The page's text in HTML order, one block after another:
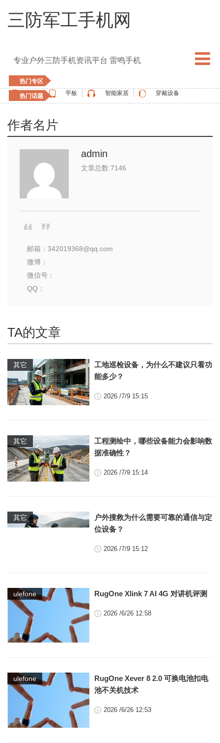
三防军工手机网
专业户外三防手机资讯平台 雷鸣手机
热门专区
手机
平板 智能家居 穿戴设备
热门话题
oukitel
ulefone vernee apple watch
作者名片
admin
文章总数:7146
邮箱：342019368@qq.com
微博：
微信号：
QQ：
TA的文章
其它
工地巡检设备，为什么不建议只看功
能多少？
2026 /7/9 15:15
其它
工程测绘中，哪些设备能力会影响数
据准确性？
2026 /7/9 15:14
其它
户外搜救为什么需要可靠的通信与定
位设备？
2026 /7/9 15:12
ulefone RugOne Xlink 7 AI 4G 对讲机评测
2026 /6/26 12:58
ulefone
RugOne Xever 8 2.0 可换电池扣电
池不关机技术
2026 /6/26 12:53